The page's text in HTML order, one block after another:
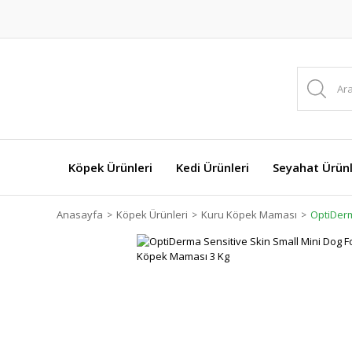
Köpek Ürünleri Kedi Ürünleri Seyahat
Anasayfa Köpek Ürünleri Kuru Köpek Maması